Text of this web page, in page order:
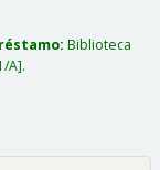
Biblioteca
A .